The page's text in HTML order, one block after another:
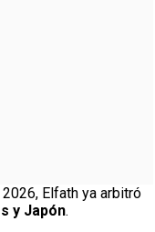
Elfath ya arbitró
y Japón.